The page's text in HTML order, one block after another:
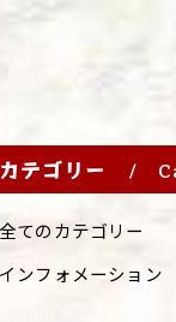
カテゴリー
全てのカテゴリー
インフォメーション